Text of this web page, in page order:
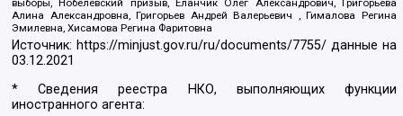
выборы, Нобелевский призыв, Еланчик Олег Александрович, Григорьева
Алина Александровна, Григорьев Андрей Валерьевич , Гималова Регина
Эмилевна, Хисамова Регина Фаритовна
Источник: https://minjust.gov.ru/ru/documents/7755/ данные на
03.12.2021
* Сведения реестра НКО, выполняющих функции
иностранного агента: